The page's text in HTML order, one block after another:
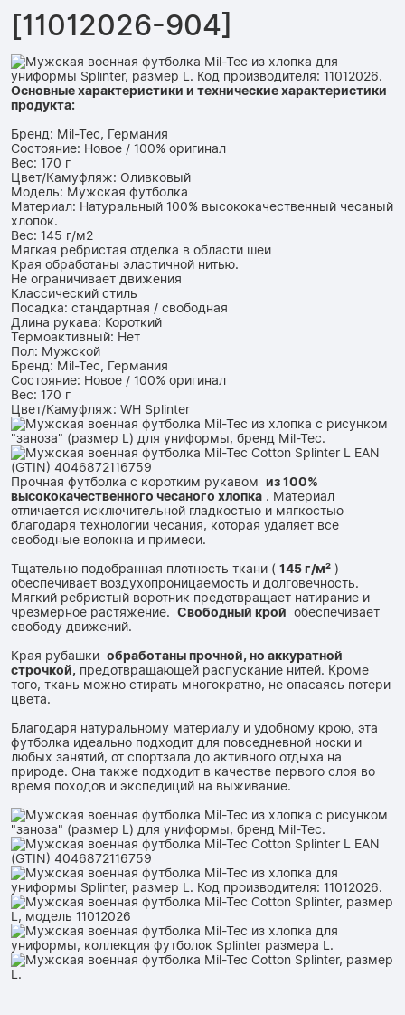
[11012026-904]
Основные характеристики и технические характеристики
продукта:
Бренд: Mil-Tec, Германия
Состояние: Новое / 100% оригинал
Вес: 170 г
Цвет/Камуфляж: Оливковый
Модель: Мужская футболка
Материал: Натуральный 100% высококачественный чесаный
хлопок.
Вес: 145 г/м2
Мягкая ребристая отделка в области шеи
Края обработаны эластичной нитью.
Не ограничивает движения
Классический стиль
Посадка: стандартная / свободная
Длина рукава: Короткий
Термоактивный: Нет
Пол: Мужской
Бренд: Mil-Tec, Германия
Состояние: Новое / 100% оригинал
Вес: 170 г
Цвет/Камуфляж: WH Splinter
Прочная футболка с коротким рукавом из 100%
высококачественного чесаного хлопка . Материал
отличается исключительной гладкостью и мягкостью
благодаря технологии чесания, которая удаляет все
свободные волокна и примеси.
Тщательно подобранная плотность ткани ( 145 г/м² )
обеспечивает воздухопроницаемость и долговечность.
Мягкий ребристый воротник предотвращает натирание и
чрезмерное растяжение. Свободный крой обеспечивает
свободу движений.
Края рубашки обработаны прочной, но аккуратной
строчкой, предотвращающей распускание нитей. Кроме
того, ткань можно стирать многократно, не опасаясь потери
цвета.
Благодаря натуральному материалу и удобному крою, эта
футболка идеально подходит для повседневной носки и
любых занятий, от спортзала до активного отдыха на
природе. Она также подходит в качестве первого слоя во
время походов и экспедиций на выживание.